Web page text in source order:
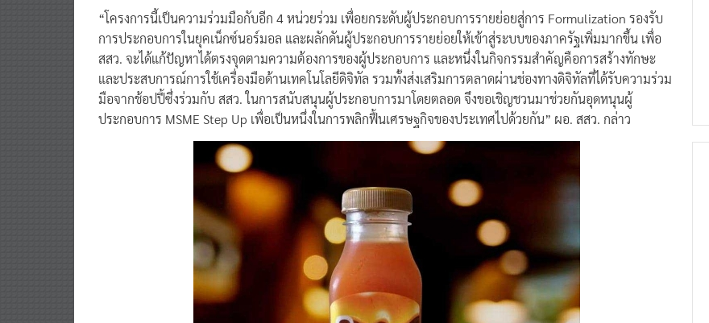
“โครงการนี้เป็นความร่วมมือกับอีก 4 หน่วยร่วม เพื่อยกระดับผู้ประกอบการรายย่อยสู่การ Formulization รองรับ
การประกอบการในยุคเน็กซ์นอร์มอล และผลักดันผู้ประกอบการรายย่อยให้เข้าสู่ระบบของภาครัฐเพิ่มมากขึ้น เพื่อ
สสว. จะได้แก้ปัญหาได้ตรงจุดตามความต้องการของผู้ประกอบการ และหนึ่งในกิจกรรมสำคัญคือการสร้างทักษะ
และประสบการณ์การใช้เครื่องมือด้านเทคโนโลยีดิจิทัล รวมทั้งส่งเสริมการตลาดผ่านช่องทางดิจิทัลที่ได้รับความร่วม
มือจากช้อปปี้ซึ่งร่วมกับ สสว. ในการสนับสนุนผู้ประกอบการมาโดยตลอด จึงขอเชิญชวนมาช่วยกันอุดหนุนผู้
ประกอบการ MSME Step Up เพื่อเป็นหนึ่งในการพลิกฟื้นเศรษฐกิจของประเทศไปด้วยกัน” ผอ. สสว. กล่าว